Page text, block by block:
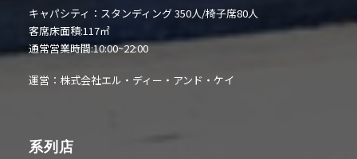
キャパシティ：スタンディング 350人/椅子席80人
客席床面積:117㎡
通常営業時間:10:00~22:00
運営：株式会社エル・ディー・アンド・ケイ
系列店